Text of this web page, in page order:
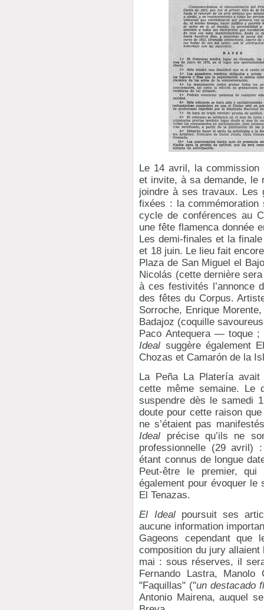
Le 14 avril, la commission
et invite, à sa demande, le
joindre à ses travaux. Les
fixées : la
cycle de conférences au
une fête flamenca donnée
Les demi-finales et la
et 18 juin. Le lieu fait
Plaza de San Miguel el
Nicolás (cette dernière
à ces festivités l’annonce
des fêtes du Corpus.
Sorroche, Enrique
Badajoz (coquille
Paco Antequera — toque
Ideal suggère également
Chozas et Camarón de la
La Peña La Platería avait
cette même semaine. Le
suspendre dès le samedi
doute pour cette raison
ne s’étaient pas
Ideal précise qu’ils ne
professionnelle (29 avril)
étant connus de longue
Peut-être le premier,
également pour évoquer le
El Tenazas.
El Idealpoursuit ses
aucune information
Gageons cependant
composition du jury
mai : sous réserves, il
Fernando Lastra,
"Faquillas" ("un destacado
Antonio Mairena, auquel